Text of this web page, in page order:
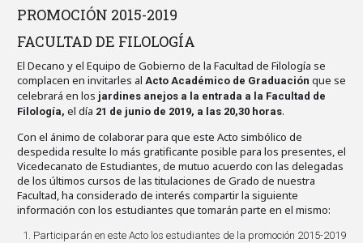
PROMOCIÓN 2015-2019
FACULTAD DE FILOLOGÍA
El Decano y el Equipo de Gobierno de la Facultad de Filología se
complacen en invitarles al Acto Académico de Graduación que se
celebrará en los jardines anejos a la entrada a la Facultad de
Filología, el día 21 de junio de 2019, a las 20,30 horas.
Con el ánimo de colaborar para que este Acto simbólico de
despedida resulte lo más gratificante posible para los presentes, el
Vicedecanato de Estudiantes, de mutuo acuerdo con las delegadas
de los últimos cursos de las titulaciones de Grado de nuestra
Facultad, ha considerado de interés compartir la siguiente
información con los estudiantes que tomarán parte en el mismo:
Participarán en este Acto los estudiantes de la promoción 2015-2019